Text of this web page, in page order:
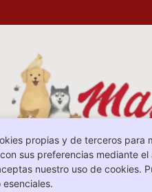
propias y de terceros
sus preferencias mediante
nuestro uso de cookies.
esenciales.